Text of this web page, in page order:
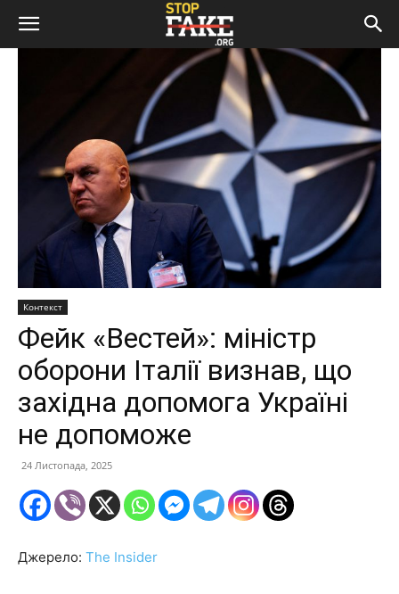
Контекст
Фейк «Вестей»: міністр
оборони Італії визнав, що
західна допомога Україні
не допоможе
24 Листопада, 2025
Джерело: The Insider